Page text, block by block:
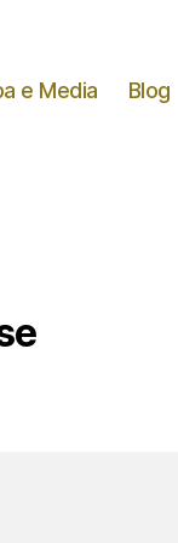
e Media Blog